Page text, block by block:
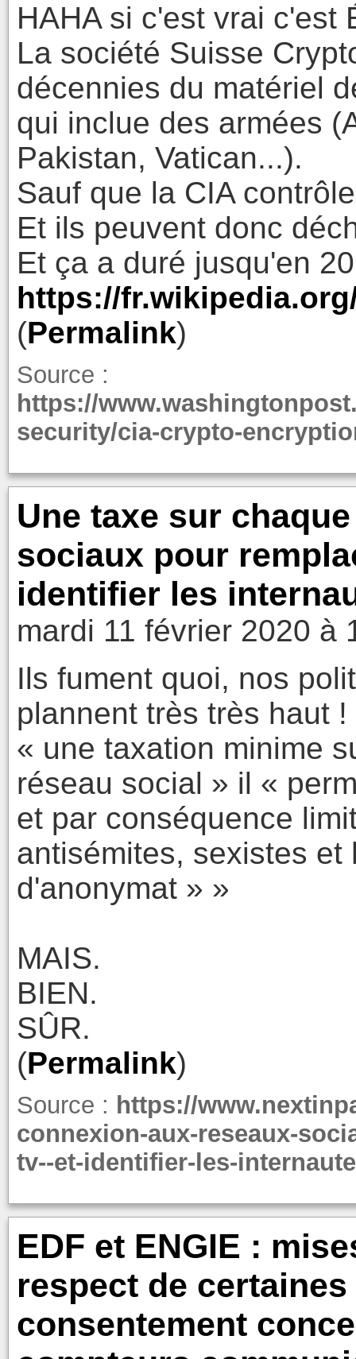
HAHA si c'est vrai c'est
La société Suisse
décennies du matériel
qui inclue des armées
Pakistan, Vatican...).
Sauf que la CIA
Et ils peuvent donc
Et ça a duré jusqu'en
https://
(Permalink)
Source :
https://
security/cia-crypto-
Une taxe sur
sociaux pour
identifier les
mardi 11 février 2020 à
Ils fument quoi, nos
plannent très très haut !
« une taxation minime
réseau social » il «
et par conséquence
antisémites, sexistes
d'anonymat » »
MAIS.
BIEN.
SÛR.
(Permalink)
Source : https://
connexion-aux-reseaux-
tv--et-identifier-les-
EDF et ENGIE :
respect de
consentement